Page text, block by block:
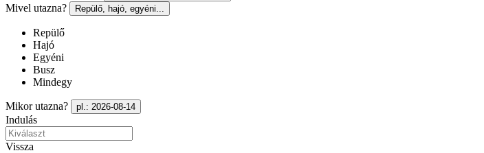
Mivel utazna?
Repülő, hajó, egyéni...
Repülő
Hajó
Egyéni
Busz
Mindegy
Mikor utazna? pl.: 2026-08-14
Indulás
Vissza